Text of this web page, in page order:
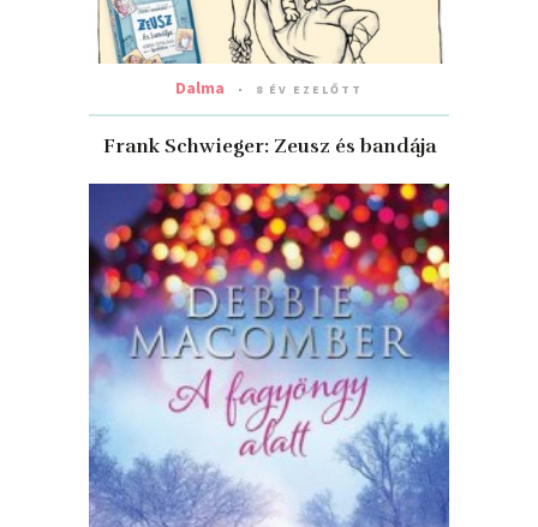
Dalma 8 ÉV EZELŐTT
Frank Schwieger: Zeusz ​és bandája